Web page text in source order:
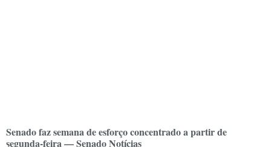
Senado faz semana de esforço concentrado a partir de
segunda-feira — Senado Notícias